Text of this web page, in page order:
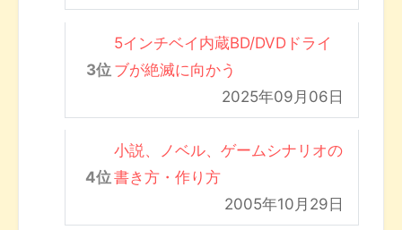
5インチベイ内蔵BD/DVDドライ
ブが絶滅に向かう
2025年09月06日
小説、ノベル、ゲームシナリオの
書き方・作り方
2005年10月29日